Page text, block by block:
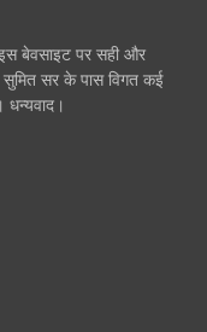
बेवसाइट पर सही और
सर के पास विगत कई